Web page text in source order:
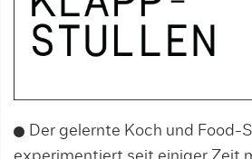
Der gelernte Koch und Food-